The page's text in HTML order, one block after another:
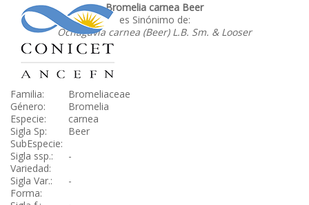
Bromelia carnea Beer
es Sinónimo de:
Ochagavia carnea (Beer) L.B. Sm. & Looser
Familia:
Bromeliaceae
Género:
Bromelia
Especie:
carnea
Sigla Sp:
Beer
SubEspecie:
Sigla ssp.:
-
Variedad:
Sigla Var.:
-
Forma: